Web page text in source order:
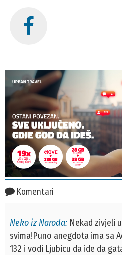
Komentari
Neko iz Naroda: Nekad zivjeli
svima!Puno anegdota ima sa
132 i vodi Ljubicu da ide da